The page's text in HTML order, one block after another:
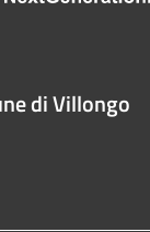
di Villongo